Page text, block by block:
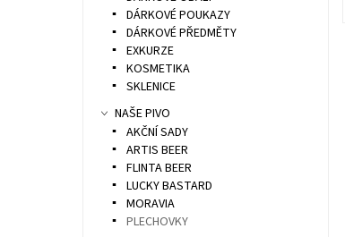
DÁRKOVÉ POUKAZY
DÁRKOVÉ PŘEDMĚTY
EXKURZE
KOSMETIKA
SKLENICE
NAŠE PIVO
AKČNÍ SADY
ARTIS BEER
FLINTA BEER
LUCKY BASTARD
MORAVIA
PLECHOVKY